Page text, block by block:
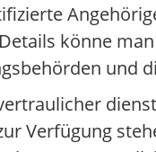
könne
und
Verfügung